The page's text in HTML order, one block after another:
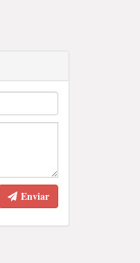
Enviar